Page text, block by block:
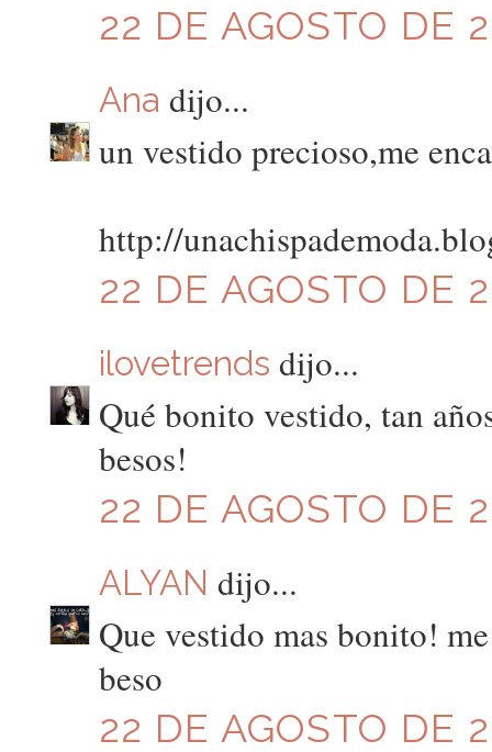
22 DE AGOSTO DE
Ana dijo...
un vestido precioso,me
http://
22 DE AGOSTO DE
ilovetrends dijo...
Qué bonito vestido, tan
besos!
22 DE AGOSTO DE
ALYAN dijo...
Que vestido mas bonito!
beso
22 DE AGOSTO DE